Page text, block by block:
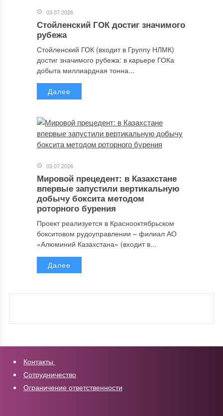
03.07.2026
Стойленский ГОК достиг значимого
рубежа
Стойленский ГОК (входит в Группу НЛМК)
достиг значимого рубежа: в карьере ГОКа
добыта миллиардная тонна...
Далее
03.07.2026
Мировой прецедент: в Казахстане
впервые запустили вертикальную
добычу боксита методом
роторного бурения
Проект реализуется в Краснооктябрьском
бокситовом рудоуправлении – филиал АО
«Алюминий Казахстана» (входит в...
Далее
Контакты
Сотрудничество
Ограничение ответственности